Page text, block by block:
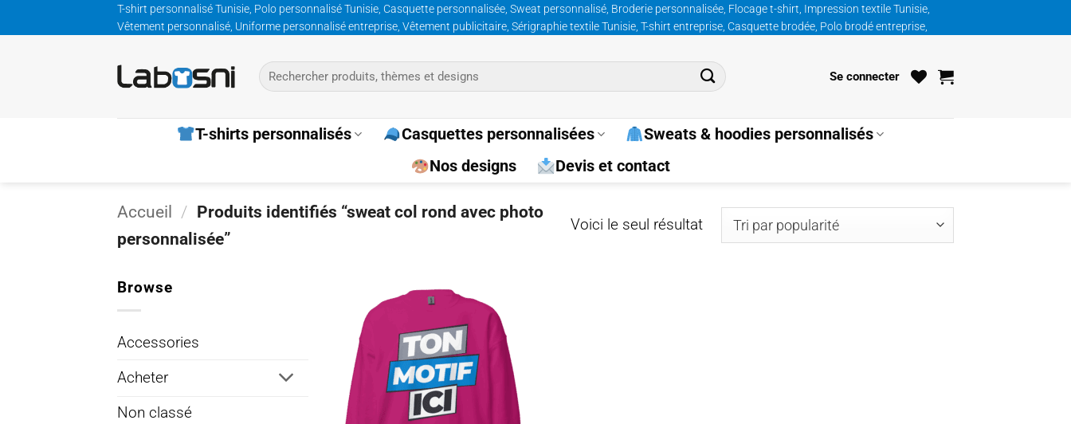
au
T-shirt personnalisé Tunisie, Polo personnalisé Tunisie, Casquette personnalisée, Sweat personnalisé, Broderie personnalisée, Flocage t-shirt, Impression textile Tunisie,
Vêtement personnalisé, Uniforme personnalisé entreprise, Vêtement publicitaire, Sérigraphie textile Tunisie, T-shirt entreprise, Casquette brodée, Polo brodé entreprise,
Recherche
pour :
Se connecter
T-shirts personnalisés Casquettes personnalisées
Sweats & hoodies personnalisés
Nos designs
Devis et contact
Accueil / Produits identifiés “sweat col rond avec photo
personnalisée”
Voici le seul résultat
Browse
Accessories
Acheter
Non classé
Ajouter
à la
wishlist